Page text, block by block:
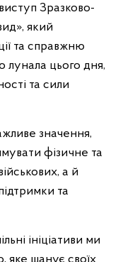
Зразково-
який
та справжню
цього дня,
та сили
значення,
фізичне та
а й
та
ініціативи ми
яке шанує своїх